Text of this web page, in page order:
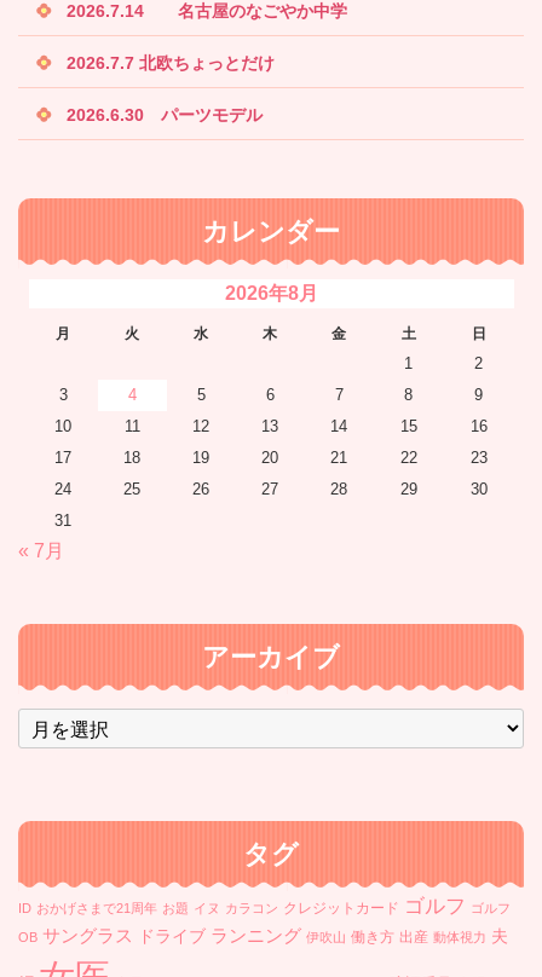
2026.7.14 名古屋のなごやか中学
2026.7.7 北欧ちょっとだけ
2026.6.30 パーツモデル
カレンダー
2026年8月
月 火 水 木 金 土 日
1
2
3
4 5 6 7 8
9
10
11 12 13 14 15
16
17
18 19 20 21 22
23
24
25 26 27 28 29
30
31
« 7月
アーカイブ
ア
ー
ブ
タグ
ID おかげさまで21周年 お題 イヌ カラコン クレジットカード ゴルフ ゴルフ
OB サングラス ドライブ ランニング 伊吹山 働き方 出産 動体視力 夫